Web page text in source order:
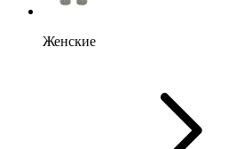
Женские